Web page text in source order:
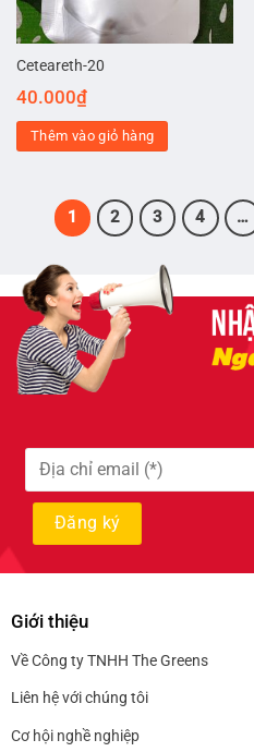
Ceteareth-20
40.000₫
Thêm vào giỏ hàng
1 2 3 4 …
Giới thiệu
Về Công ty TNHH The Greens
Liên hệ với chúng tôi
Cơ hội nghề nghiệp